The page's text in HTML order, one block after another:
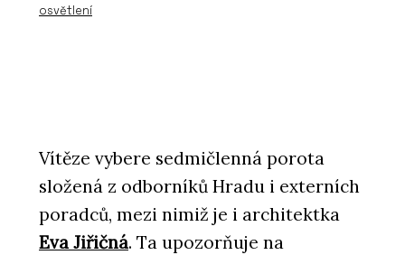
osvětlení
Vítěze vybere sedmičlenná porota
složená z odborníků Hradu i externích
poradců, mezi nimiž je i architektka
Eva Jiřičná. Ta upozorňuje na